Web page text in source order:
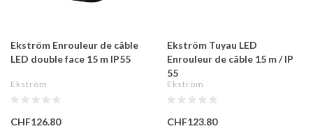
Ekström Enrouleur de câble
LED double face 15 m IP55
Ekström
CHF126.80
Ekström Tuyau LED
Enrouleur de câble 15 m / IP
55
Ekström
CHF123.80